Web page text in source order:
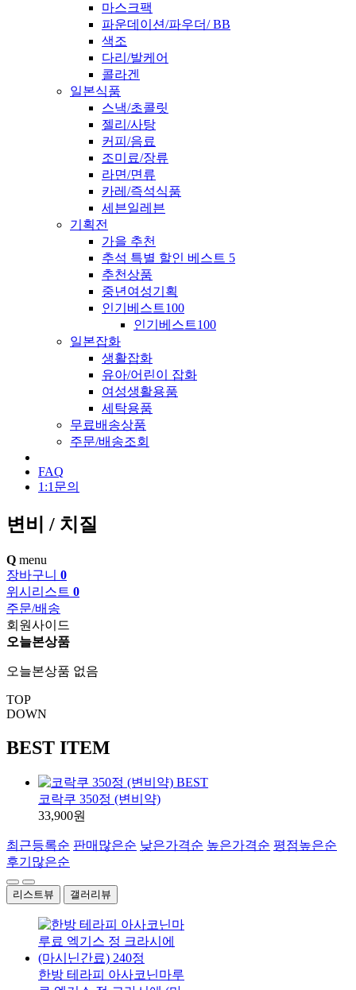
마스크팩
파운데이션/파우더/ BB
색조
다리/발케어
콜라겐
일본식품
스낵/초콜릿
젤리/사탕
커피/음료
조미료/장류
라면/면류
카레/즉석식품
세븐일레븐
기획전
가을 추천
추석 특별 할인 베스트 5
추천상품
중년여성기획
인기베스트100
인기베스트100
일본잡화
생활잡화
유아/어린이 잡화
여성생활용품
세탁용품
무료배송상품
주문/배송조회
FAQ
1:1문의
변비 / 치질
Q menu
장바구니 0
위시리스트 0
주문/배송
회원사이드
오늘본상품
오늘본상품 없음
TOP
DOWN
BEST ITEM
BEST
코락쿠 350정 (변비약)
33,900원
최근등록순 판매많은순 낮은가격순 높은가격순 평점높은순
후기많은순
리스트뷰 갤러리뷰
한방 테라피 아사코닌마루